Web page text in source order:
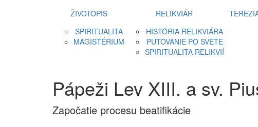
ŽIVOTOPIS
SPIRITUALITA
MAGISTÉRIUM
RELIKVIÁR
HISTÓRIA RELIKVIÁRA
PUTOVANIE PO SVETE
SPIRITUALITA RELIKVIÍ
Pápeži Lev XIII. a sv.
Započatie procesu beatifikácie